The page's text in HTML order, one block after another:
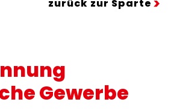
zurück zur Sparte
Gewerbe